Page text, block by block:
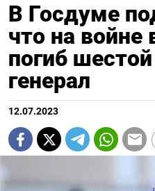
В Госдуме
что на войне
погиб
генерал
12.07.2023